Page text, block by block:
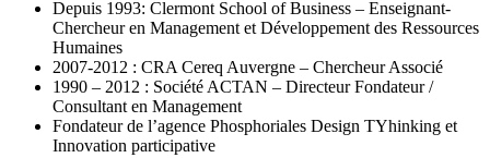
Depuis 1993: Clermont School of Business – Enseignant-
Chercheur en Management et Développement des Ressources
Humaines
2007-2012 : CRA Cereq Auvergne – Chercheur Associé
1990 – 2012 : Société ACTAN – Directeur Fondateur /
Consultant en Management
Fondateur de l’agence Phosphoriales Design TYhinking et
Innovation participative